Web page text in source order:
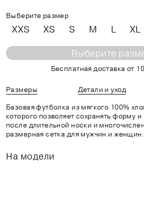
Выберите размер
XXS XS S M L XL
Выберите
Бесплатная доставка от
Размеры Детали и уход
Базовая футболка из мягкого 100%
которого позволяет сохранять форму
после длительной носки и
размерная сетка для мужчин и женщин.
На модели